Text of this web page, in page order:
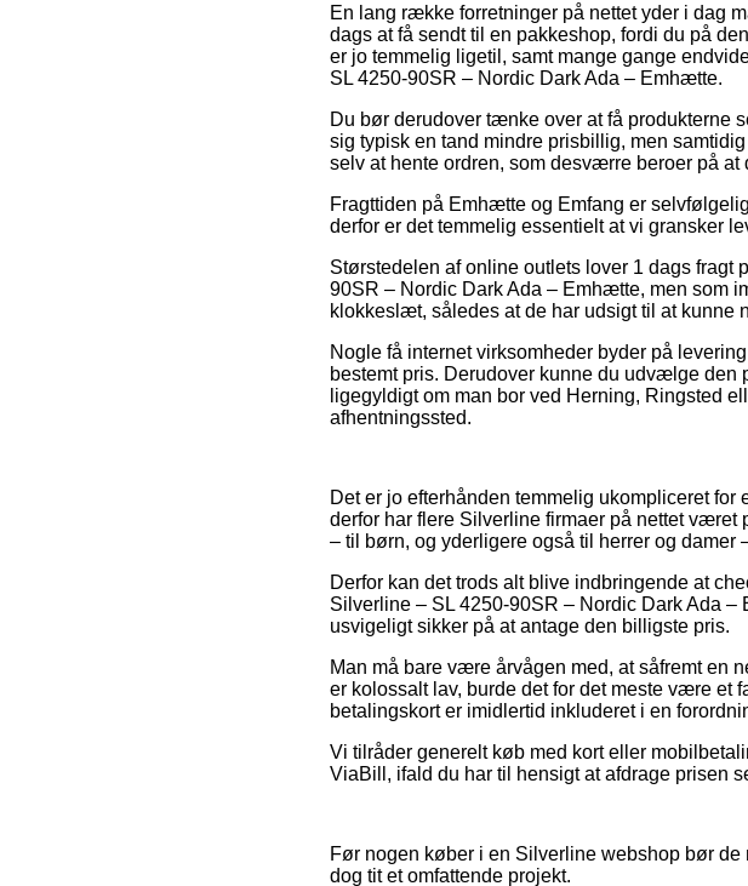
En lang række forretninger på nettet yder i dag
dags at få sendt til en pakkeshop, fordi du på
er jo temmelig ligetil, samt mange gange
SL 4250-90SR – Nordic Dark Ada – Emhætte.
Du bør derudover tænke over at få produkterne
sig typisk en tand mindre prisbillig, men
selv at hente ordren, som desværre beroer på
Fragttiden på Emhætte og Emfang er
derfor er det temmelig essentielt at vi gransker
Størstedelen af online outlets lover 1 dags
90SR – Nordic Dark Ada – Emhætte, men som
klokkeslæt, således at de har udsigt til at kunne
Nogle få internet virksomheder byder på
bestemt pris. Derudover kunne du udvælge
ligegyldigt om man bor ved Herning, Ringsted
afhentningssted.
Det er jo efterhånden temmelig ukompliceret
derfor har flere Silverline firmaer på nettet
– til børn, og yderligere også til herrer og damer
Derfor kan det trods alt blive indbringende at
Silverline – SL 4250-90SR – Nordic Dark Ada
usvigeligt sikker på at antage den billigste pris.
Man må bare være årvågen med, at såfremt en
er kolossalt lav, burde det for det meste være
betalingskort er imidlertid inkluderet i en
Vi tilråder generelt køb med kort eller
ViaBill, ifald du har til hensigt at afdrage prisen
Før nogen køber i en Silverline webshop bør
dog tit et omfattende projekt.